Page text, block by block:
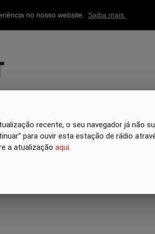
no nosso website. Saiba mais.
recente, o seu navegador já não
para ouvir esta estação de rádio
a atualizaçãoaqui.